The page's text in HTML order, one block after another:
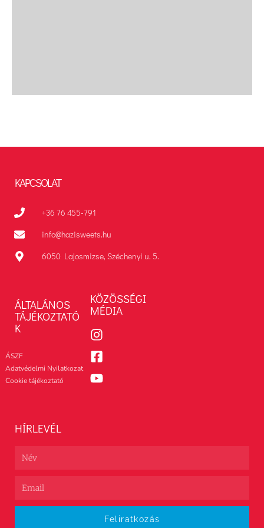
KAPCSOLAT
+36 76 455-791
info@hazisweets.hu
6050 Lajosmizse, Széchenyi u. 5.
ÁLTALÁNOS
TÁJÉKOZTATÓ
K
ÁSZF
Adatvédelmi Nyilatkozat
Cookie tájékoztató
KÖZÖSSÉGI
MÉDIA
HÍRLEVÉL
Feliratkozás